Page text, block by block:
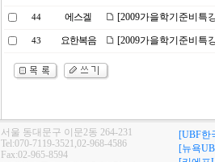
44 에스겔 [2009가을학기준비특
43 요한복음 [2009가을학기준비특
서울 동대문구 이문2동 264-231
Tel:070-7119-3521,02-968-4586
Fax:02-965-8594
[UBF한
[뉴욕